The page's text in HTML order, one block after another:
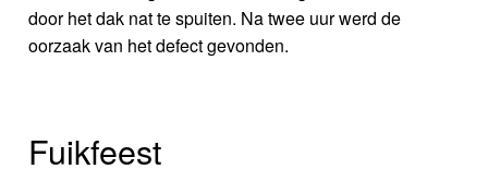
door het dak nat te spuiten. Na twee uur werd de
oorzaak van het defect gevonden.
Fuikfeest